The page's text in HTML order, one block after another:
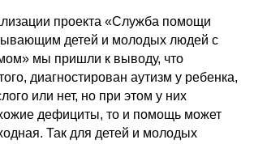
проекта «Служба помощи
детей и молодых людей с
мы пришли к выводу, что
диагностирован аутизм у ребенка,
или нет, но при этом у них
дефициты, то и помощь может
Так для детей и молодых